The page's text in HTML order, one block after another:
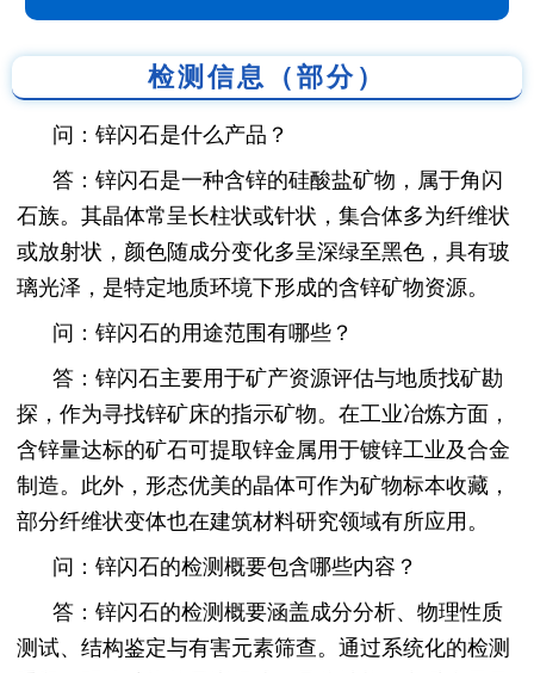
检测信息（部分）
问：锌闪石是什么产品？
答：锌闪石是一种含锌的硅酸盐矿物，属于角闪
石族。其晶体常呈长柱状或针状，集合体多为纤维状
或放射状，颜色随成分变化多呈深绿至黑色，具有玻
璃光泽，是特定地质环境下形成的含锌矿物资源。
问：锌闪石的用途范围有哪些？
答：锌闪石主要用于矿产资源评估与地质找矿勘
探，作为寻找锌矿床的指示矿物。在工业冶炼方面，
含锌量达标的矿石可提取锌金属用于镀锌工业及合金
制造。此外，形态优美的晶体可作为矿物标本收藏，
部分纤维状变体也在建筑材料研究领域有所应用。
问：锌闪石的检测概要包含哪些内容？
答：锌闪石的检测概要涵盖成分分析、物理性质
测试、结构鉴定与有害元素筛查。通过系统化的检测